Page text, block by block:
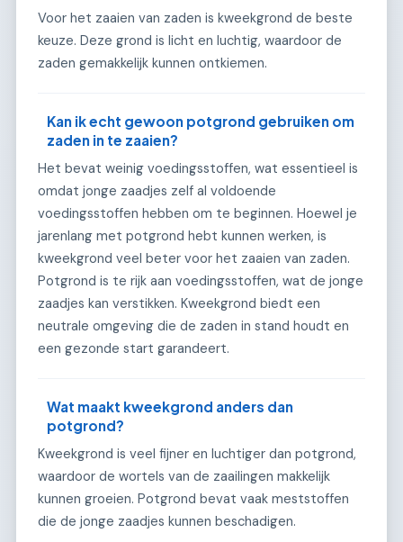
Voor het zaaien van zaden is kweekgrond de beste
keuze. Deze grond is licht en luchtig, waardoor de
zaden gemakkelijk kunnen ontkiemen.
Kan ik echt gewoon potgrond gebruiken om
zaden in te zaaien?
Het bevat weinig voedingsstoffen, wat essentieel is
omdat jonge zaadjes zelf al voldoende
voedingsstoffen hebben om te beginnen. Hoewel je
jarenlang met potgrond hebt kunnen werken, is
kweekgrond veel beter voor het zaaien van zaden.
Potgrond is te rijk aan voedingsstoffen, wat de jonge
zaadjes kan verstikken. Kweekgrond biedt een
neutrale omgeving die de zaden in stand houdt en
een gezonde start garandeert.
Wat maakt kweekgrond anders dan
potgrond?
Kweekgrond is veel fijner en luchtiger dan potgrond,
waardoor de wortels van de zaailingen makkelijk
kunnen groeien. Potgrond bevat vaak meststoffen
die de jonge zaadjes kunnen beschadigen.